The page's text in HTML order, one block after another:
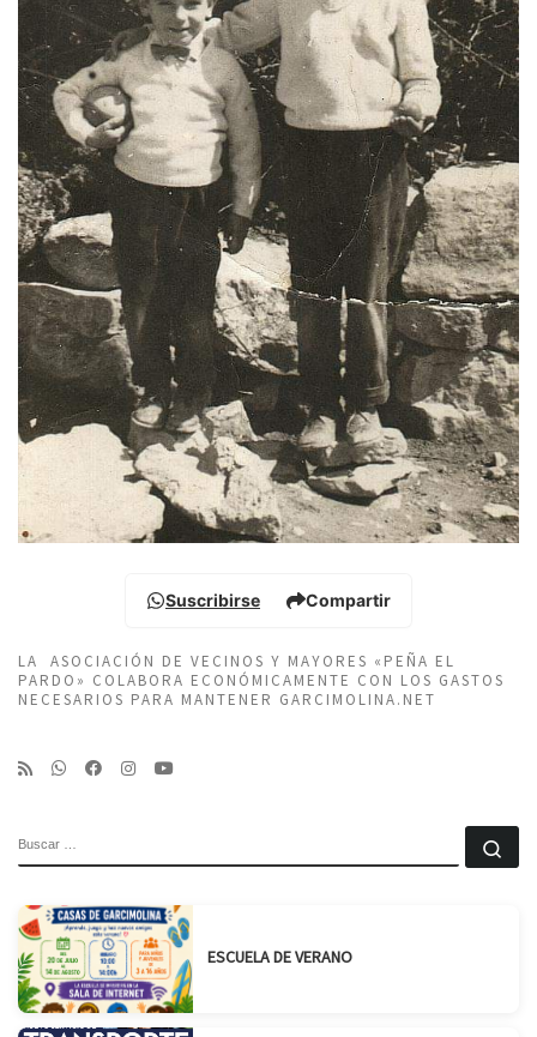
Suscribirse Compartir
LA ASOCIACIÓN DE VECINOS Y MAYORES «PEÑA EL
PARDO» COLABORA ECONÓMICAMENTE CON LOS GASTOS
NECESARIOS PARA MANTENER GARCIMOLINA.NET
ESCUELA DE VERANO